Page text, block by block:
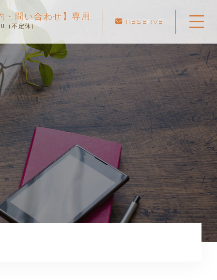
問い合わせ】専用
（不定休）
RESERVE
ホーム
当スクールについて
キャンペーン
料金表・コース
出張エリア
予約状況
ペーパー卒業への道
よくある質問
お知らせ